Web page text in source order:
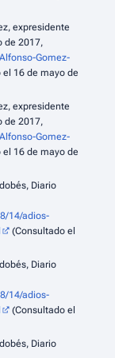
expresidente
de 2017,
Gomez-
16 de mayo de
expresidente
de 2017,
Gomez-
16 de mayo de
Diario
14/adios-
(Consultado el
Diario
14/adios-
(Consultado el
Diario